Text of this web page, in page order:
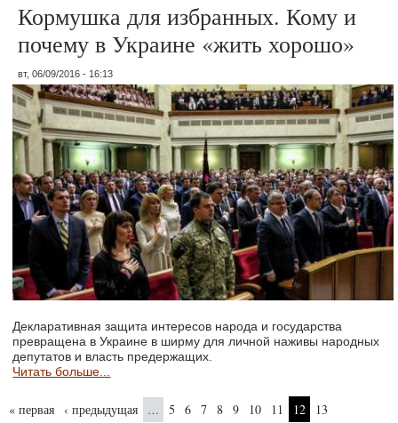
Кормушка для избранных. Кому и
почему в Украине «жить хорошо»
вт, 06/09/2016 - 16:13
Декларативная защита интересов народа и государства
превращена в Украине в ширму для личной наживы народных
депутатов и власть предержащих.
Читать больше...
Страницы
« первая ‹ предыдущая … 5 6 7 8 9 10 11 12
13